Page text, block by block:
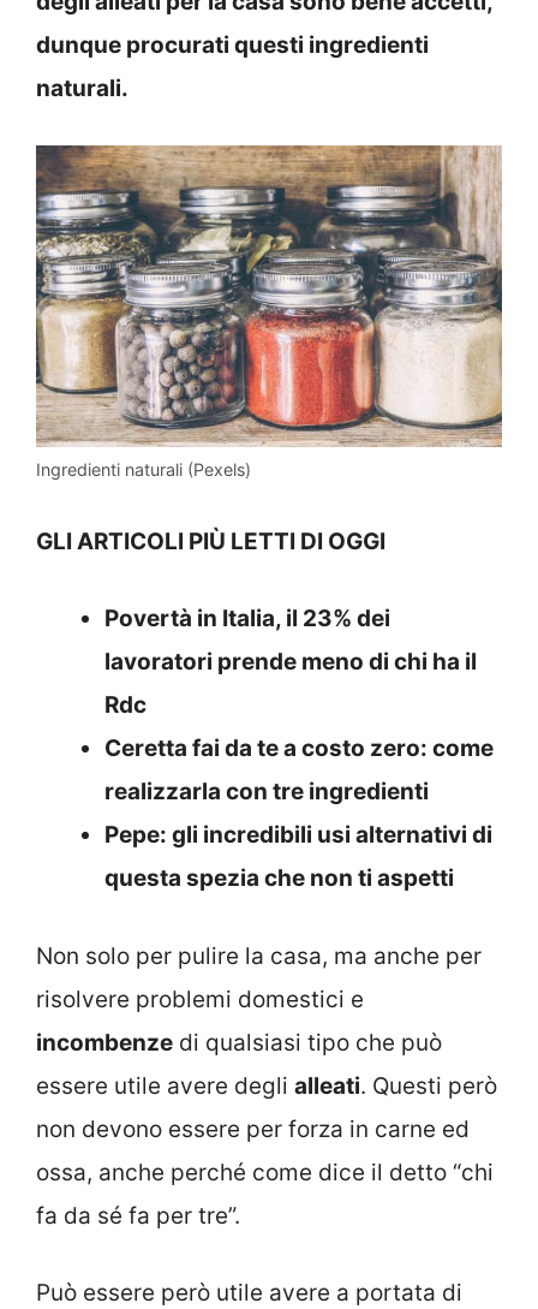
dunque procurati questi ingredienti
naturali.
Ingredienti naturali (Pexels)
GLI ARTICOLI PIÙ LETTI DI OGGI
Povertà in Italia, il 23% dei
lavoratori prende meno di chi ha il
Rdc
Ceretta fai da te a costo zero: come
realizzarla con tre ingredienti
Pepe: gli incredibili usi alternativi di
questa spezia che non ti aspetti
Non solo per pulire la casa, ma anche per
risolvere problemi domestici e
incombenze di qualsiasi tipo che può
essere utile avere degli alleati. Questi però
non devono essere per forza in carne ed
ossa, anche perché come dice il detto “chi
fa da sé fa per tre”.
Può essere però utile avere a portata di